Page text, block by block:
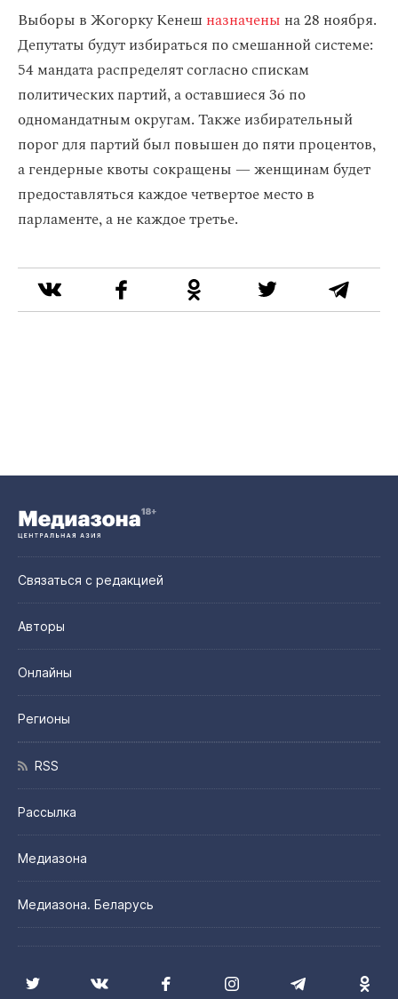
Выборы в Жогорку Кенеш назначены на 28 ноября.
Депутаты будут избираться по смешанной системе:
54 мандата распределят согласно спискам
политических партий, а оставшиеся 36 по
одномандатным округам. Также избирательный
порог для партий был повышен до пяти процентов,
а гендерные квоты сокращены — женщинам будет
предоставляться каждое четвертое место в
парламенте, а не каждое третье.
Связаться с редакцией
Авторы
Онлайны
Регионы
RSS
Рассылка
Медиазона
Медиазона. Беларусь